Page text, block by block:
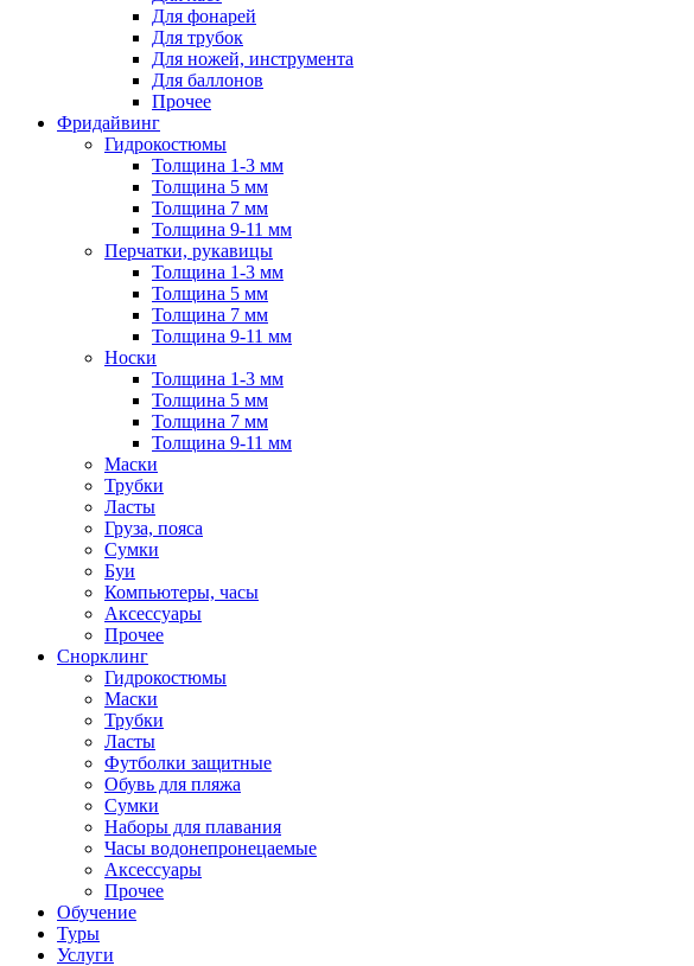
Для фонарей
Для трубок
Для ножей, инструмента
Для баллонов
Прочее
Фридайвинг
Гидрокостюмы
Толщина 1-3 мм
Толщина 5 мм
Толщина 7 мм
Толщина 9-11 мм
Перчатки, рукавицы
Толщина 1-3 мм
Толщина 5 мм
Толщина 7 мм
Толщина 9-11 мм
Носки
Толщина 1-3 мм
Толщина 5 мм
Толщина 7 мм
Толщина 9-11 мм
Маски
Трубки
Ласты
Груза, пояса
Сумки
Буи
Компьютеры, часы
Аксессуары
Прочее
Снорклинг
Гидрокостюмы
Маски
Трубки
Ласты
Футболки защитные
Обувь для пляжа
Сумки
Наборы для плавания
Часы водонепронецаемые
Аксессуары
Прочее
Обучение
Туры
Услуги